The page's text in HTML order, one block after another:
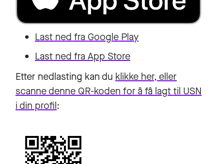
Last ned fra Google Play
Last ned fra App Store
Etter nedlasting kan du klikke her, eller
scanne denne QR-koden for å få lagt til USN
i din profil: